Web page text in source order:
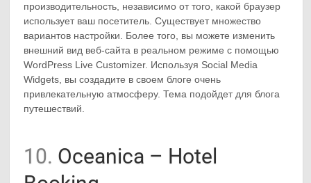
производительность, независимо от того, какой браузер
использует ваш посетитель. Существует множество
вариантов настройки. Более того, вы можете изменить
внешний вид веб-сайта в реальном режиме с помощью
WordPress Live Customizer. Используя Social Media
Widgets, вы создадите в своем блоге очень
привлекательную атмосферу. Тема подойдет для блога
путешествий.
10. Oceanica – Hotel